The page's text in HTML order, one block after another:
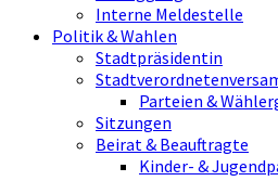
Interne Meldestelle
Politik & Wahlen
Stadtpräsidentin
Parteien &
Sitzungen
Beirat & Beauftragte
Kinder- &